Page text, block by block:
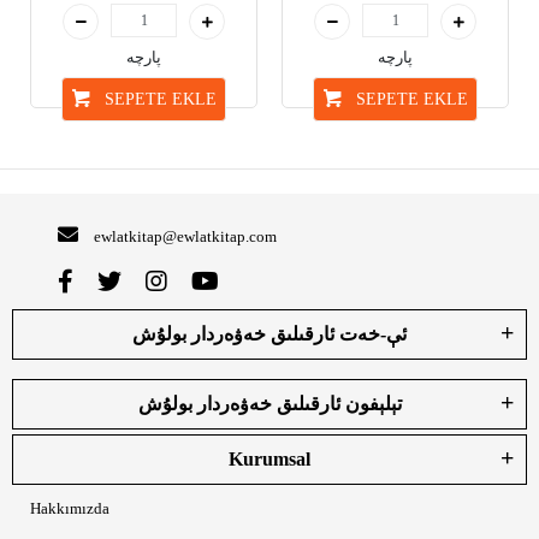
پارچە
SEPETE EKLE
پارچە
SEPETE EKLE
ewlatkitap@ewlatkitap.com
ئې-خەت ئارقىلىق خەۋەردار بولۇش
تېلېفون ئارقىلىق خەۋەردار بولۇش
Kurumsal
Hakkımızda